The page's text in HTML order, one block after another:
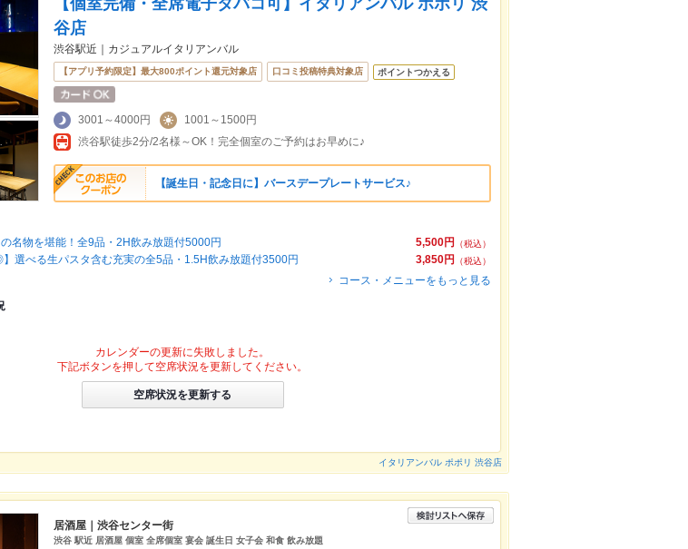
【個室完備・全席電子タバコ可】イタリアンバル ポポリ 渋
谷店
渋谷駅近｜カジュアルイタリアンバル
【アプリ予約限定】最大800ポイント還元対象店 口コミ投稿特典対象店 ポイントつかえる
3001～4000円
1001～1500円
渋谷駅徒歩2分/2名様～OK！完全個室のご予約はお早めに♪
【誕生日・記念日に】バースデープレートサービス♪
5,500円
（税込）
名物を堪能！全9品・2H飲み放題付5000円
3,850円
（税込）
】選べる生パスタ含む充実の全5品・1.5H飲み放題付3500円
コース・メニューをもっと見る
カレンダーの更新に失敗しました。
下記ボタンを押して空席状況を更新してください。
空席状況を更新する
イタリアンバル ポポリ 渋谷店
居酒屋｜渋谷センター街
渋谷 駅近 居酒屋 個室 全席個室 宴会 誕生日 女子会 和食 飲み放題